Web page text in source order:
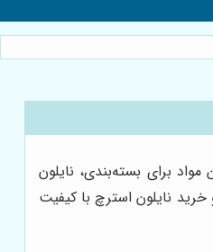
برای بسته‌بندی، نایلون
نایلون استرچ با کیفیت